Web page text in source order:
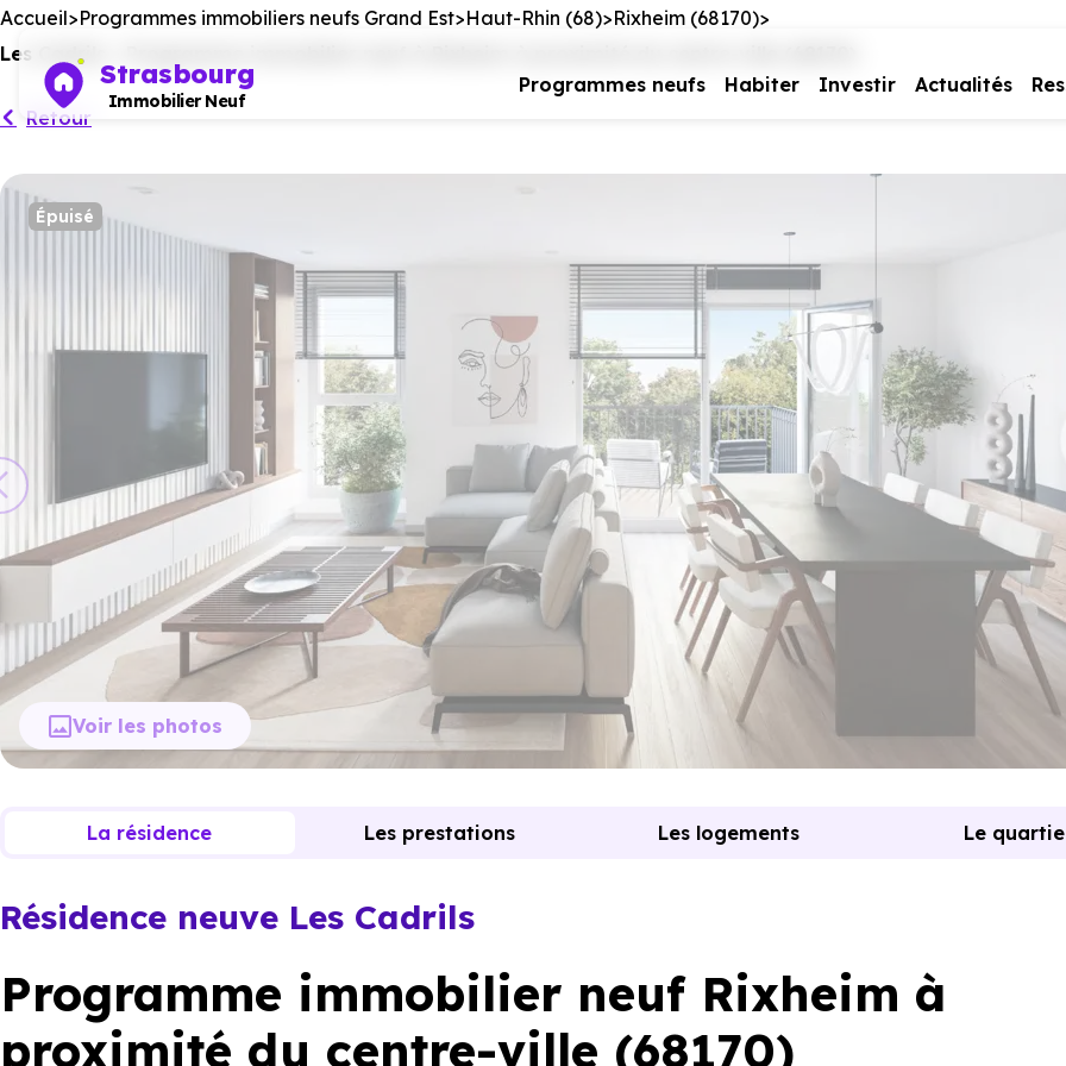
Strasbourg
Immobilier Neuf
Programmes neufs Habiter Investir Actualités
Accueil Programmes immobiliers neufs Grand Est Haut-Rhin (68) Rixheim (68170)
Les Cadrils - Programme immobilier neuf à Rixheim à proximité du centre-ville (68170)
Retour
Épuisé
Voir les photos
Résidence neuve Les Cadrils
Programme immobilier neuf Rixheim à
proximité du centre-ville (68170)
La résidence Les prestations Les logements Le